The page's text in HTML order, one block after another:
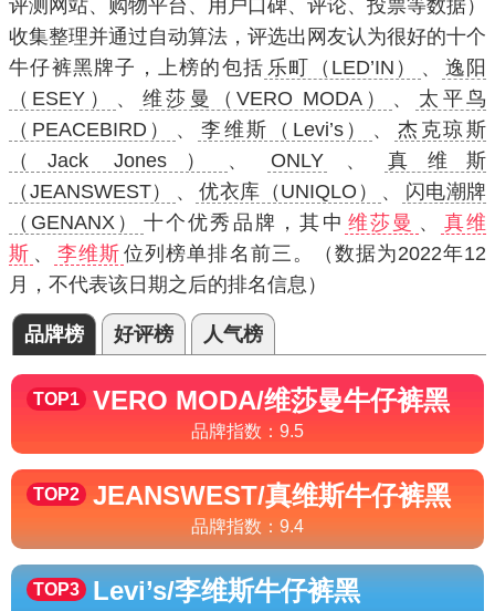
评测网站、购物平台、用户口碑、评论、投票等数据）
收集整理并通过自动算法，评选出网友认为很好的十个
牛仔裤黑牌子，上榜的包括 乐町（LED’IN） 、
逸阳
（ESEY）
、 维莎曼（VERO MODA） 、
太平鸟
（PEACEBIRD）
、 李维斯（Levi’s） 、
杰克琼斯
（Jack Jones）
、 ONLY 、
真维斯
（JEANSWEST）
、 优衣库（UNIQLO） 、
闪电潮牌
（GENANX）
十个优秀品牌，其中 维莎曼 、
真维
斯 、 李维斯 位列榜单排名前三。（数据为2022年12
月，不代表该日期之后的排名信息）
品牌榜 好评榜 人气榜
TOP1 VERO MODA/维莎曼牛仔裤黑
品牌指数： 9.5
TOP2 JEANSWEST/真维斯牛仔裤黑
品牌指数： 9.4
TOP3 Levi’s/李维斯牛仔裤黑